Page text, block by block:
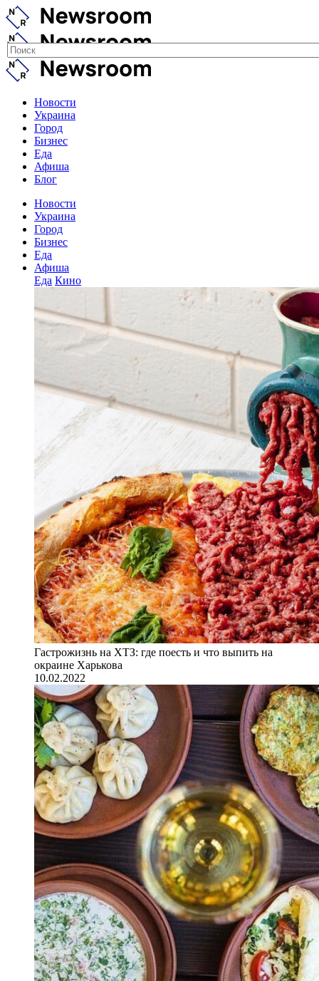
Новости
Украина
Город
Бизнес
Еда
Афиша
Блог
Новости
Украина
Город
Бизнес
Еда
Афиша
Еда Кино
Гастрожизнь на ХТЗ: где поесть и что выпить на
окраине Харькова
10.02.2022